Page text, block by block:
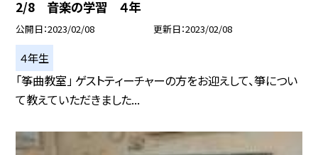
2/8 音楽の学習 ４年
公開日 2023/02/08 更新日 2023/02/08
４年生
「筝曲教室」 ゲストティーチャーの方をお迎えして、箏につい
て教えていただきました...